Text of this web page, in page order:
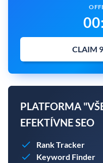
00:
CLAIM
PLATFORMA
EFEKTÍVNE SEO
Rank Tracker
Keyword Finder